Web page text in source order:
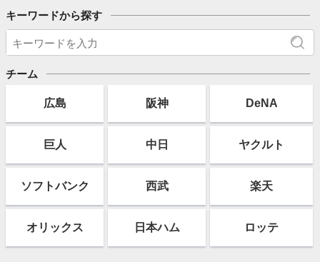
キーワードから探す
チーム
広島 阪神 DeNA
巨人 中日 ヤクルト
ソフトバンク 西武 楽天
オリックス 日本ハム ロッテ